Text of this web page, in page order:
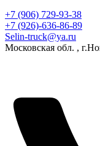
+7 (906) 729-93-38
+7 (926)-636-86-89
Selin-truck@ya.ru
Московская обл. ,